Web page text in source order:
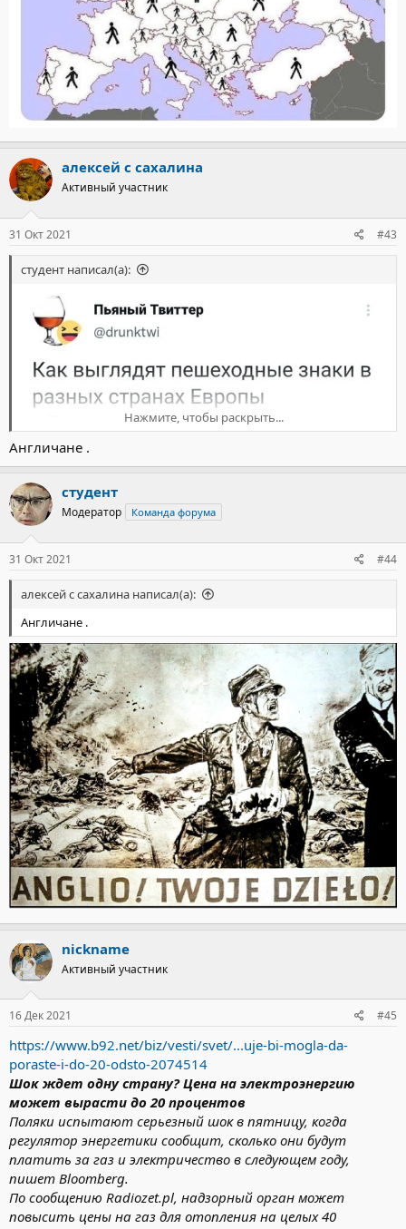
алексей с сахалина
Активный участник
31 Окт 2021 #43
студент написал(а):
Нажмите, чтобы раскрыть...
Англичане .
студент
Модератор Команда форума
31 Окт 2021 #44
алексей с сахалина написал(а):
Англичане .
nickname
Активный участник
16 Дек 2021 #45
https://www.b92.net/biz/vesti/svet/...uje-bi-mogla-da-
poraste-i-do-20-odsto-2074514
Шок ждет одну страну? Цена на электроэнергию
может вырасти до 20 процентов
Поляки испытают серьезный шок в пятницу, когда
регулятор энергетики сообщит, сколько они будут
платить за газ и электричество в следующем году,
пишет Bloomberg.
По сообщению Radiozet.pl, надзорный орган может
повысить цены на газ для отопления на целых 40